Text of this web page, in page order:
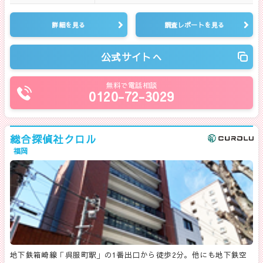
詳細を見る 調査レポートを見る
公式サイトへ
無料で電話相談
0120-72-3029
総合探偵社クロル
福岡
地下鉄箱崎線「呉服町駅」の1番出口から徒歩2分。他にも地下鉄空